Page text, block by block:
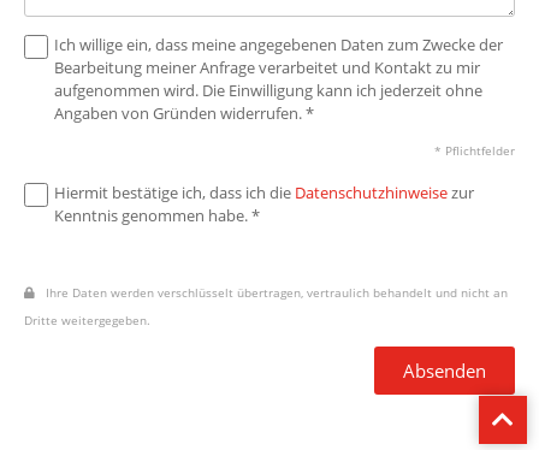
Ich willige ein, dass meine angegebenen Daten zum Zwecke der
Bearbeitung meiner Anfrage verarbeitet und Kontakt zu mir
aufgenommen wird. Die Einwilligung kann ich jederzeit ohne
Angaben von Gründen widerrufen. *
* Pflichtfelder
Hiermit bestätige ich, dass ich die Datenschutzhinweisezur
Kenntnis genommen habe. *
Ihre Daten werden verschlüsselt übertragen, vertraulich behandelt und nicht an
Dritte weitergegeben.
Absenden